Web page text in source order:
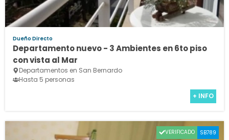
Dueño Directo
Departamento nuevo - 3 Ambientes en 6to piso
con vista al Mar
Departamentos en San Bernardo
Hasta 5 personas
+ INFO
VERIFICADO SB789